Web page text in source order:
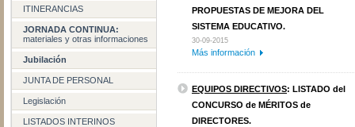
ITINERANCIAS
JORNADA CONTINUA:
materiales y otras informaciones
Jubilación
JUNTA DE PERSONAL
Legislación
LISTADOS INTERINOS
PROPUESTAS DE MEJORA DEL
SISTEMA EDUCATIVO.
30-09-2015
Más información
EQUIPOS DIRECTIVOS: LISTADO del
CONCURSO de MÉRITOS de
DIRECTORES.